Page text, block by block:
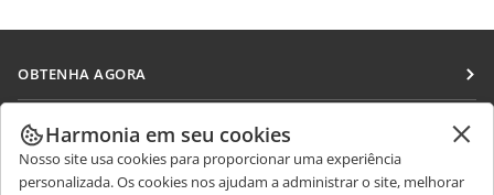
OBTENHA AGORA
Docs
DocSpace
Workspace
COLABORAR
Para colaboradores
RECEBA NOTÍCIAS
Harmonia em seu cookies
Nosso site usa cookies para proporcionar uma experiência
personalizada. Os cookies nos ajudam a administrar o site, melhorar